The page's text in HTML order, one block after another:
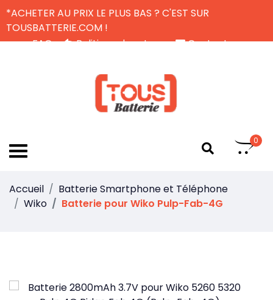
*ACHETER AU PRIX LE PLUS BAS ? C'EST SUR
TOUSBATTERIE.COM !
FAQ
Politique de retour
Contactez-nous
0
Accueil
Batterie Smartphone et Téléphone
Wiko
Batterie pour Wiko Pulp-Fab-4G